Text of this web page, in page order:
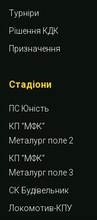
Турніри
Рішення КДК
Призначення
Стадіони
ПС Юність
КП “МФК”
Металург поле 2
КП “МФК”
Металург поле 3
СК Будівельник
Локомотив-КПУ